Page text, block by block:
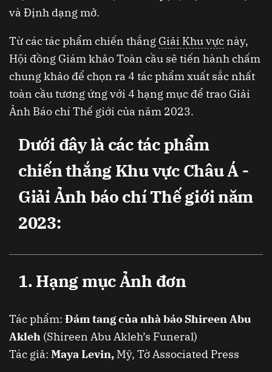
và Định dạng mở.
Từ các tác phẩm chiến thắng Giải Khu vực này,
Hội đồng Giám khảo Toàn cầu sẽ tiến hành chấm
chung khảo để chọn ra 4 tác phẩm xuất sắc nhất
toàn cầu tương ứng với 4 hạng mục để trao Giải
Ảnh Báo chí Thế giới của năm 2023.
Dưới đây là các tác phẩm
chiến thắng Khu vực Châu Á -
Giải Ảnh báo chí Thế giới năm
2023:
1. Hạng mục Ảnh đơn
Tác phẩm: Đám tang của nhà báo Shireen Abu
Akleh (Shireen Abu Akleh’s Funeral)
Tác giả: Maya Levin, Mỹ, Tờ Associated Press